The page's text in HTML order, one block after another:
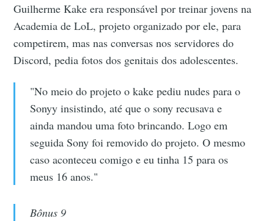
Guilherme Kake era responsável por treinar jovens na
Academia de LoL, projeto organizado por ele, para
competirem, mas nas conversas nos servidores do
Discord, pedia fotos dos genitais dos adolescentes.
"No meio do projeto o kake pediu nudes para o
Sonyy insistindo, até que o sony recusava e
ainda mandou uma foto brincando. Logo em
seguida Sony foi removido do projeto. O mesmo
caso aconteceu comigo e eu tinha 15 para os
meus 16 anos."
Bônus 9